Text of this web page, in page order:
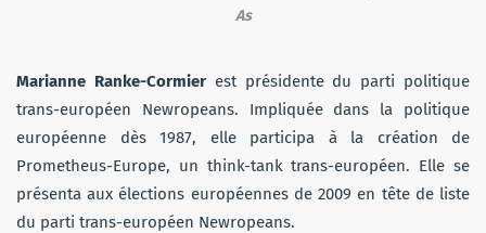
As
Marianne Ranke-Cormierest présidente du parti politique
trans-européen Newropeans. Impliquée dans la politique
européenne dès 1987, elle participa à la création de
Prometheus-Europe, un think-tank trans-européen. Elle se
présenta aux élections européennes de 2009 en tête de liste
du parti trans-européen Newropeans.